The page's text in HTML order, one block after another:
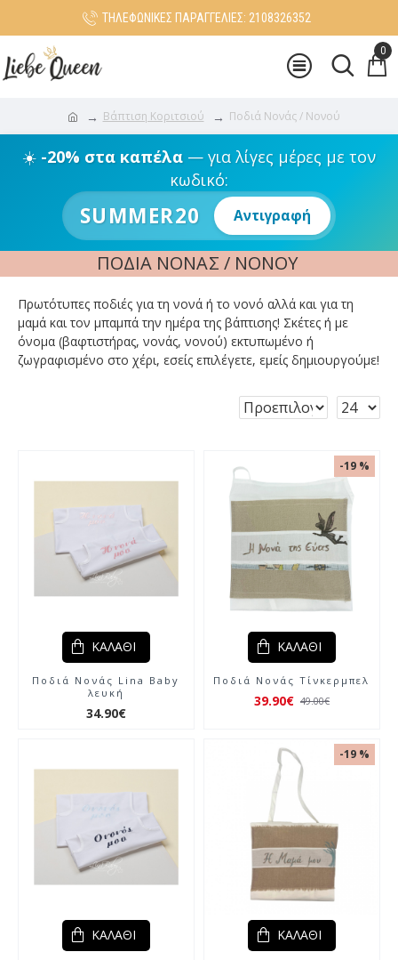
ΤΗΛΕΦΩΝΙΚΕΣ ΠΑΡΑΓΓΕΛΙΕΣ: 2108326352
0
Βάπτιση Κοριτσιού Ποδιά Νονάς / Νονού
☀️ -20% στα καπέλα— για λίγες μέρες με τον
κωδικό:
SUMMER20 Αντιγραφή
ΠΟΔΙΆ ΝΟΝΆΣ / ΝΟΝΟΎ
Πρωτότυπες ποδιές για τη νονά ή το νονό αλλά και για τη
μαμά και τον μπαμπά την ημέρα της βάπτισης! Σκέτες ή με
όνομα (βαφτιστήρας, νονάς, νονού) εκτυπωμένο ή
ζωγραφισμένο στο χέρι, εσείς επιλέγετε, εμείς δημιουργούμε!
Ποδιά Νονάς Lina Baby
λευκή
34.90€
ΚΑΛΆΘΙ
-19 %
Ποδιά Νονάς Τίνκερμπελ
39.90€ 49.00€
ΚΑΛΆΘΙ
ΚΑΛΆΘΙ
-19 %
ΚΑΛΆΘΙ